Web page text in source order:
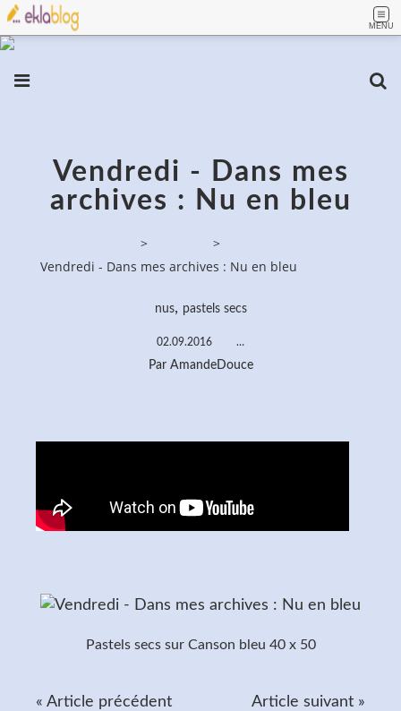
MENU
Vendredi - Dans mes
archives : Nu en bleu
>
>
Vendredi - Dans mes archives : Nu en bleu
nus, pastels secs
02.09.2016 …
Par AmandeDouce
Pastels secs sur Canson bleu 40 x 50
« Article précédent Article suivant »